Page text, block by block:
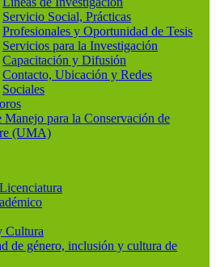
Servicio Social, Prácticas
Profesionales y Oportunidad de Tesis
Servicios para la Investigación
Capacitación y Difusión
Contacto, Ubicación y Redes
Sociales
Manejo para la Conservación de
(UMA)
Cultura
de género, inclusión y cultura de